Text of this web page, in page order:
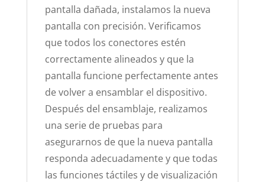
pantalla dañada, instalamos la nueva
pantalla con precisión. Verificamos
que todos los conectores estén
correctamente alineados y que la
pantalla funcione perfectamente antes
de volver a ensamblar el dispositivo.
Después del ensamblaje, realizamos
una serie de pruebas para
asegurarnos de que la nueva pantalla
responda adecuadamente y que todas
las funciones táctiles y de visualización